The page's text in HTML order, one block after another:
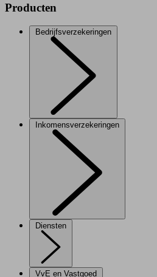
Producten
Bedrijfsverzekeringen
Inkomensverzekeringen
Diensten
VvE en Vastgoed